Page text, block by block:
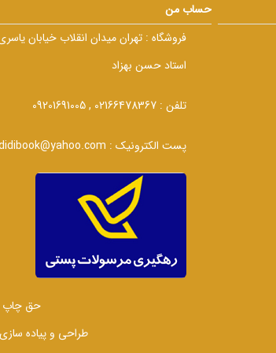
حساب من
فروشگاه : تهران میدان انقلاب خیابان
استاد حسن بهزاد
تلفن : 02166478367 , 09201691005
پست الکترونیک :
حق چاپ
طراحی و پیاده